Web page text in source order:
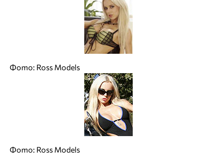
Фото: Ross Models
Фото: Ross Models